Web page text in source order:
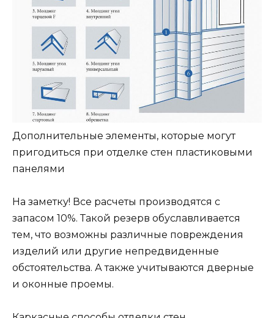
Дополнительные элементы, которые могут
пригодиться при отделке стен пластиковыми
панелями
На заметку! Все расчеты производятся с
запасом 10%. Такой резерв обуславливается
тем, что возможны различные повреждения
изделий или другие непредвиденные
обстоятельства. А также учитываются дверные
и оконные проемы.